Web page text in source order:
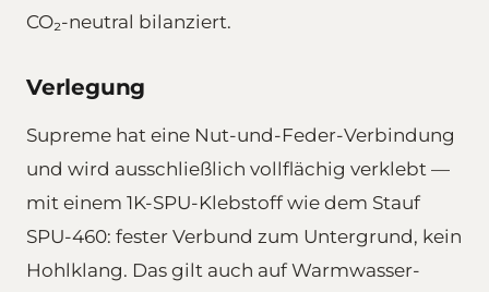
CO₂-neutral bilanziert.
Verlegung
Supreme hat eine Nut-und-Feder-Verbindung
und wird ausschließlich vollflächig verklebt —
mit einem 1K-SPU-Klebstoff wie dem Stauf
SPU-460: fester Verbund zum Untergrund, kein
Hohlklang. Das gilt auch auf Warmwasser-